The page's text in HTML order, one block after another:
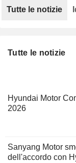
Tutte le notizie
Hyundai Motor
2026
Sanyang Motor
dell'accordo con
Tutte le notizie